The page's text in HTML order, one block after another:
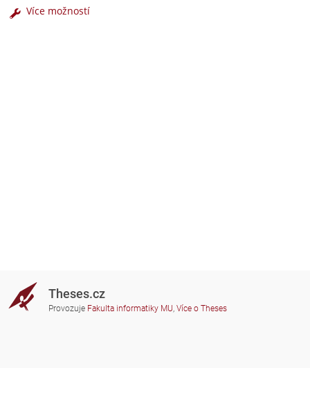
Více možností
Theses.cz
Provozuje Fakulta informatiky MU, Více o Theses